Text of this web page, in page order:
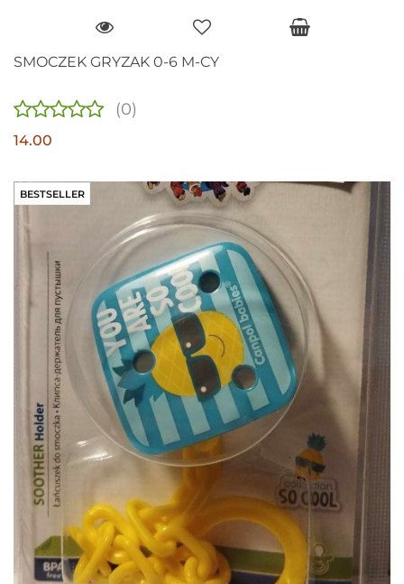
SMOCZEK GRYZAK 0-6 M-CY
(0)
14.00
BESTSELLER